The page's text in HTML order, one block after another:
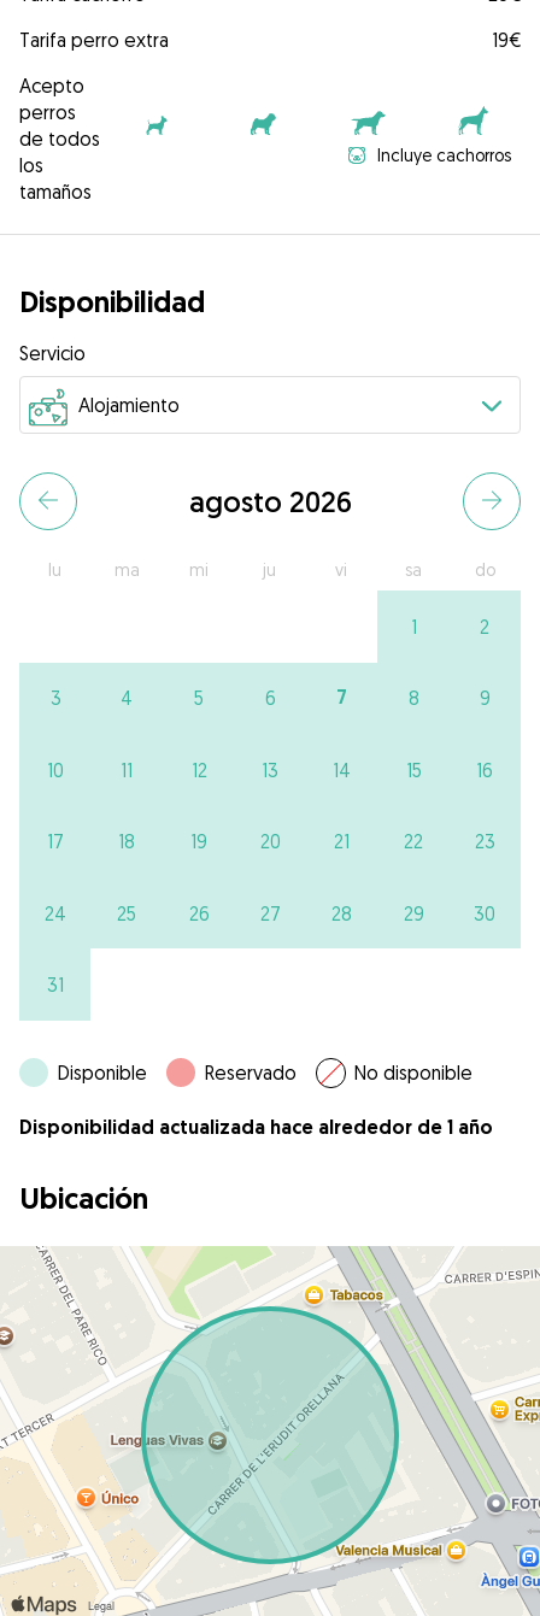
Tarifa perro extra
19€
Acepto
perros
de todos
los
tamaños
Incluye cachorros
Disponibilidad
Servicio
agosto 2026
lu ma mi ju vi sa do
1 2
3 4 5 6 7 8 9
10 11 12 13 14 15 16
17 18 19 20 21 22 23
24 25 26 27 28 29 30
31
Disponible Reservado No disponible
Disponibilidad actualizada hace alrededor de 1 año
Ubicación